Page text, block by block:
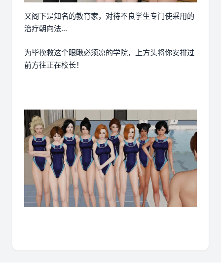
又阁下是知名的教育家，对待不良学生专门使采用的
治疗朝向法...
为毕挽救这个眼瞅必须凉的学院，上方头将你安排过
前方往正在校长！